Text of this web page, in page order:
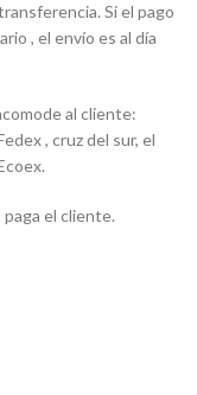
Si el pago
, el envío es al día
al cliente:
, cruz del sur, el
paga el cliente.